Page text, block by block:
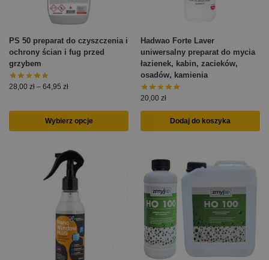
PS 50 preparat do czyszczenia i
ochrony ścian i fug przed
grzybem
28,00 zł – 64,95 zł
Wybierz opcje
Hadwao Forte Laver
uniwersalny preparat do mycia
łazienek, kabin, zacieków,
osadów, kamienia
20,00 zł
Dodaj do koszyka